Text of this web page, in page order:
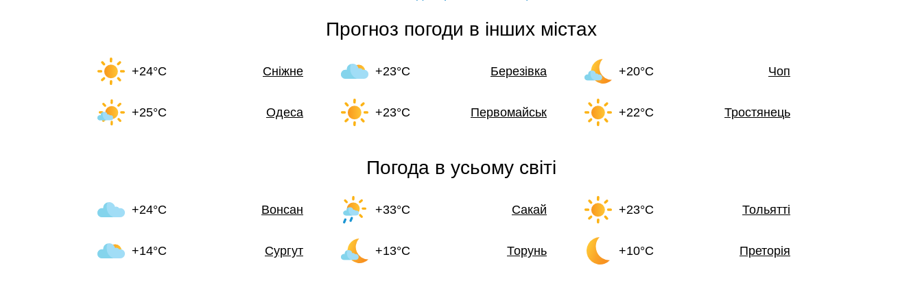
Прогноз погоди в інших містах
+24°C Сніжне +23°C Березівка +20°C Чоп
+25°C Одеса +23°C Первомайськ +22°C Тростянець
Погода в усьому світі
+24°C Вонсан +33°C Сакай +23°C Тольятті
+14°C Сургут +13°C Торунь +10°C Преторія